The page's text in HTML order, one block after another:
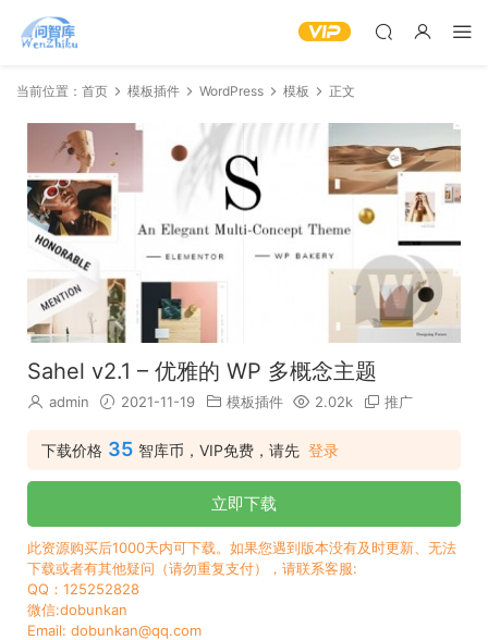
当前位置： 首页 模板插件 WordPress 模板 正文
Sahel v2.1 – 优雅的 WP 多概念主题
admin 2021-11-19 模板插件 2.02k 推广
下载价格 35 智库币，VIP免费，请先 登录
立即下载
此资源购买后1000天内可下载。如果您遇到版本没有及时更新、无法
下载或者有其他疑问（请勿重复支付），请联系客服:
QQ：125252828
微信:dobunkan
Email: dobunkan@qq.com